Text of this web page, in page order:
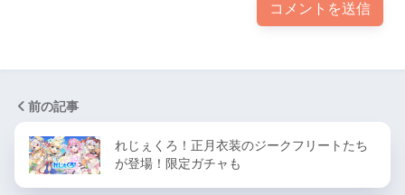
前の記事
れじぇくろ！正月衣装のジークフリートたち
が登場！限定ガチャも